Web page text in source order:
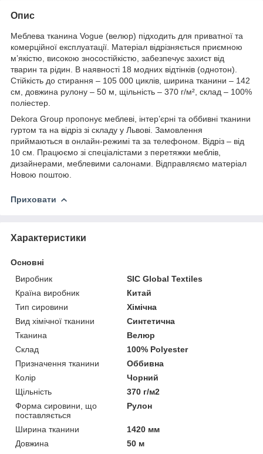
Опис
Меблева тканина Vogue (велюр) підходить для приватної та
комерційної експлуатації. Матеріал відрізняється приємною
м’якістю, високою зносостійкістю, забезпечує захист від
тварин та рідин. В наявності 18 модних відтінків (однотон).
Стійкість до стирання – 105 000 циклів, ширина тканини – 142
см, довжина рулону – 50 м, щільність – 370 г/м², склад – 100%
поліестер.
Dekora Group пропонує меблеві, інтер’єрні та оббивні тканини
гуртом та на відріз зі складу у Львові. Замовлення
приймаються в онлайн-режимі та за телефоном. Відріз – від
10 см. Працюємо зі спеціалістами з перетяжки меблів,
дизайнерами, меблевими салонами. Відправляємо матеріал
Новою поштою.
Приховати
Характеристики
Основні
Виробник
SIC Global Textiles
Країна виробник
Китай
Тип сировини
Хімічна
Вид хімічної тканини
Синтетична
Тканина
Велюр
Склад
100% Polyester
Призначення тканини
Оббивна
Колір
Чорний
Щільність
370 г/м2
Форма сировини, що
поставляється
Рулон
Ширина тканини
1420 мм
Довжина
50 м